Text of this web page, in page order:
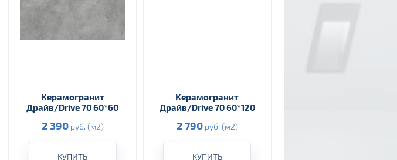
Керамогранит
Драйв/Drive 70 60*60
2 390руб. (м2)
КУПИТЬ
Керамогранит
Драйв/Drive 70 60*120
2 790руб. (м2)
КУПИТЬ